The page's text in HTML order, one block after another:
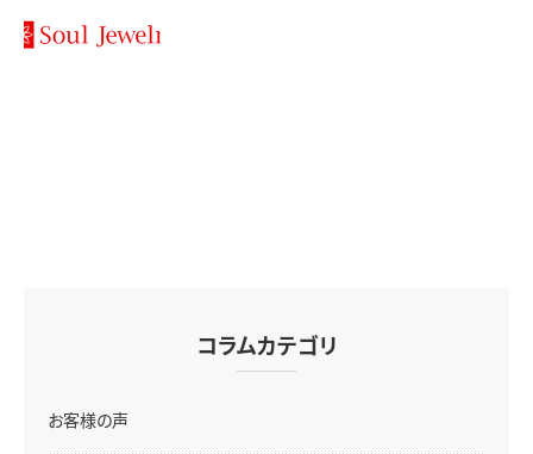
コラムカテゴリ
お客様の声